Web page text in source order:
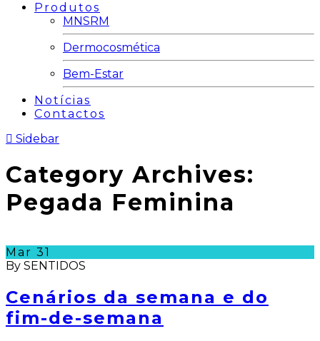
Produtos
MNSRM
Dermocosmética
Bem-Estar
Notícias
Contactos
Sidebar
Category Archives:
Pegada Feminina
Mar 31
By SENTIDOS
Cenários da semana e do
fim-de-semana